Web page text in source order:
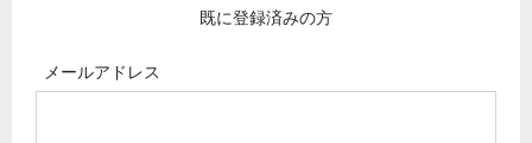
既に登録済みの方
メールアドレス